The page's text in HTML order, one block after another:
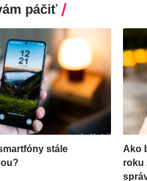
páčiť
stále
Ako
roku